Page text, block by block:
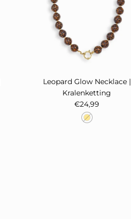
Leopard Glow Necklace |
Kralenketting
Reguliere prijs
€24,99